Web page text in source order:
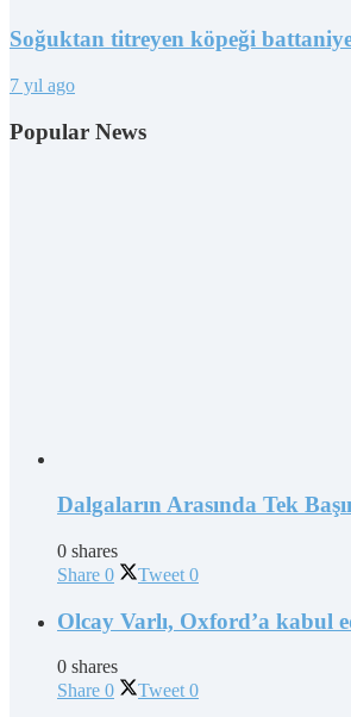
Soğuktan titreyen köpeği
7 yıl ago
Popular News
Dalgaların Arasında Tek
0 shares
Share 0 Tweet 0
Olcay Varlı, Oxford’a kabul
0 shares
Share 0 Tweet 0